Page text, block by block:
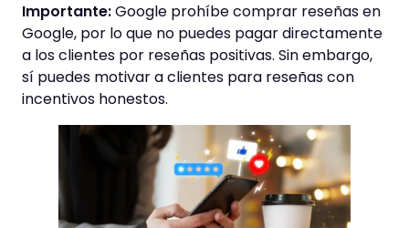
Importante:Google prohíbe comprar reseñas en
Google, por lo que no puedes pagar directamente
a los clientes por reseñas positivas. Sin embargo,
sí puedes motivar a clientes para reseñas con
incentivos honestos.